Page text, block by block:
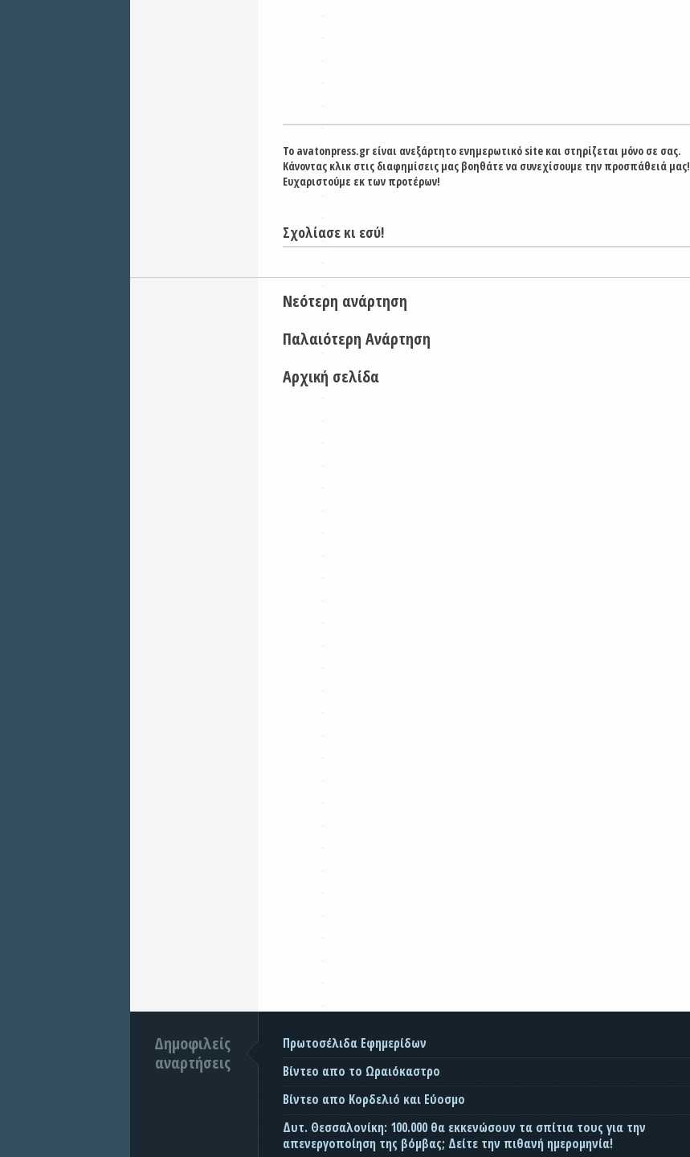
Το avatonpress.gr είναι ανεξάρτητο ενημερωτικό site και στηρίζεται μόνο σε σας.
Κάνοντας κλικ στις διαφημίσεις μας βοηθάτε να συνεχίσουμε την προσπάθειά μας!
Ευχαριστούμε εκ των προτέρων!
Σχολίασε κι εσύ!
Νεότερη ανάρτηση
Παλαιότερη Ανάρτηση
Αρχική σελίδα
Δημοφιλείς
αναρτήσεις
Πρωτοσέλιδα Εφημερίδων
Βίντεο απο το Ωραιόκαστρο
Βίντεο απο Κορδελιό και Εύοσμο
Δυτ. Θεσσαλονίκη: 100.000 θα εκκενώσουν τα σπίτια τους για την
απενεργοποίηση της βόμβας; Δείτε την πιθανή ημερομηνία!